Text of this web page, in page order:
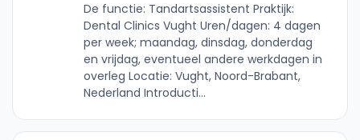
De functie: Tandartsassistent Praktijk:
Dental Clinics Vught Uren/dagen: 4 dagen
per week; maandag, dinsdag, donderdag
en vrijdag, eventueel andere werkdagen in
overleg Locatie: Vught, Noord-Brabant,
Nederland Introducti...